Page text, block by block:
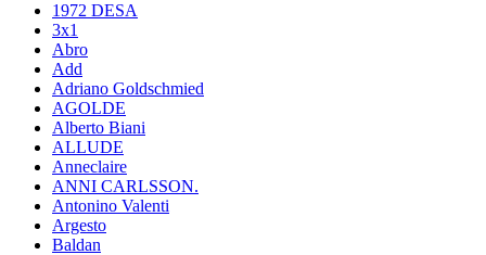
1972 DESA
3x1
Abro
Add
Adriano Goldschmied
AGOLDE
Alberto Biani
ALLUDE
Anneclaire
ANNI CARLSSON.
Antonino Valenti
Argesto
Baldan